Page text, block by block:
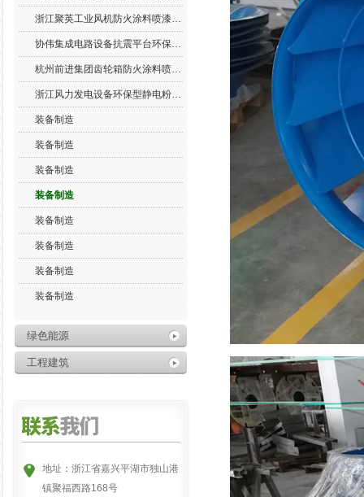
浙江聚英工业风机防火涂料喷漆厂处理
协伟集成电路设备抗震平台环保型静电粉末喷涂加工
杭州前进集团齿轮箱防火涂料喷涂厂
浙江风力发电设备环保型静电粉末喷涂加工
装备制造
装备制造
装备制造
装备制造
装备制造
装备制造
装备制造
装备制造
绿色能源
工程建筑
地址：浙江省嘉兴平湖市独山港
镇聚福西路168号